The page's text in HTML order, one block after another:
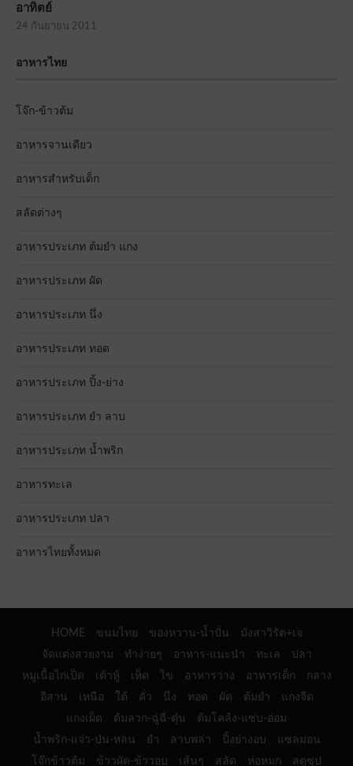
อาทิตย์
24 กันยายน 2011
อาหารไทย
โจ๊ก-ข้าวต้ม
อาหารจานเดียว
อาหารสำหรับเด็ก
สลัดต่างๆ
อาหารประเภท ต้มยำ แกง
อาหารประเภท ผัด
อาหารประเภท นึ่ง
อาหารประเภท ทอด
อาหารประเภท ปิ้ง-ย่าง
อาหารประเภท ยำ ลาบ
อาหารประเภท น้ำพริก
อาหารทะเล
อาหารประเภท ปลา
อาหารไทยทั้งหมด
HOME ขนมไทย ของหวาน-น้ำปั่น
มังสาวิรัต+เจ
จัดแต่งสวยงาม
ทำง่ายๆ อาหาร-แนะนำ ทะเล
ปลา
หมูเนื้อไก่เป็ด
เต้าหู้ เห็ด ไข่ อาหารว่าง อาหารเด็ก
กลาง
อีสาน
เหนือ ใต้ คั่ว นึ่ง ทอด ผัด ต้มยำ
แกงจืด
แกงเผ็ด
ต้มลวก-ฉู่ฉี่-ตุ๋น
ต้มโคล้ง-แซ่บ-อ่อม
น้ำพริก-แจ่ว-ป่น-หลน
ยำ ลาบพล่า ปิ้งย่างอบ
แซลมอน
โจ๊กข้าวต้ม
ข้าวผัด-ข้าวอบ เส้นๆ สลัด ห่อหมก สตูซุป